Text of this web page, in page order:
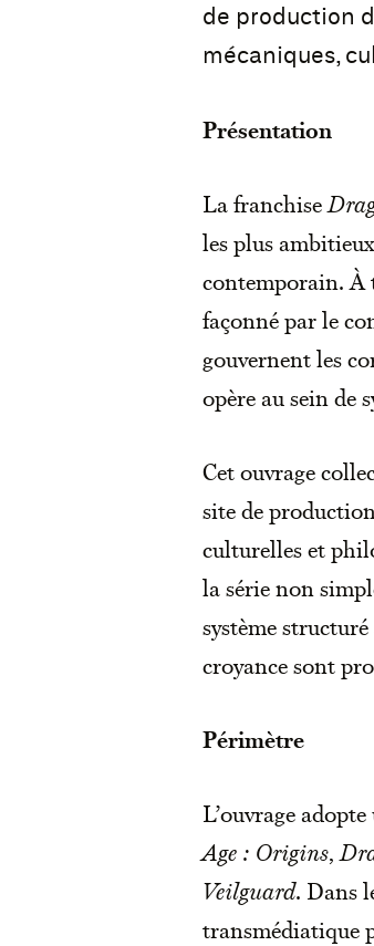
de production
mécaniques,
Présentation
La franchise
les plus
contemporain. À
façonné par le
gouvernent les
opère au sein de
Cet ouvrage
site de
culturelles et
la série non
système
croyance sont
Périmètre
L’ouvrage
Age : Origins,
Veilguard. Dans
transmédiatique